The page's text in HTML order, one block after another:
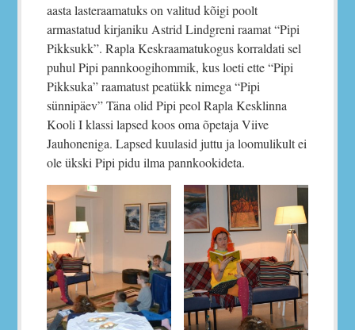
aasta lasteraamatuks on valitud kõigi poolt
armastatud kirjaniku Astrid Lindgreni raamat “Pipi
Pikksukk”. Rapla Keskraamatukogus korraldati sel
puhul Pipi pannkoogihommik, kus loeti ette “Pipi
Pikksuka” raamatust peatükk nimega “Pipi
sünnipäev” Täna olid Pipi peol Rapla Kesklinna
Kooli I klassi lapsed koos oma õpetaja Viive
Jauhoneniga. Lapsed kuulasid juttu ja loomulikult ei
ole ükski Pipi pidu ilma pannkookideta.